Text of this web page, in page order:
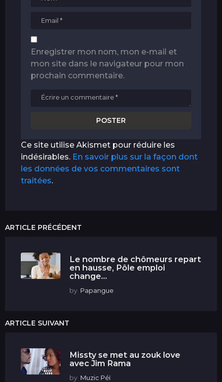
Enregistrer mon nom, mon e-mail et
mon site dans le navigateur pour mon
prochain commentaire.
Ce site utilise Akismet pour réduire les
indésirables. En savoir plus sur la façon dont
les données de vos commentaires sont
traitées.
ARTICLE PRÉCÉDENT
Le nombre de chômeurs repart
en hausse, Pôle emploi
change...
by Papangue
ARTICLE SUIVANT
Missty se met au zouk love
avec Jim Rama
by Muzic Péï